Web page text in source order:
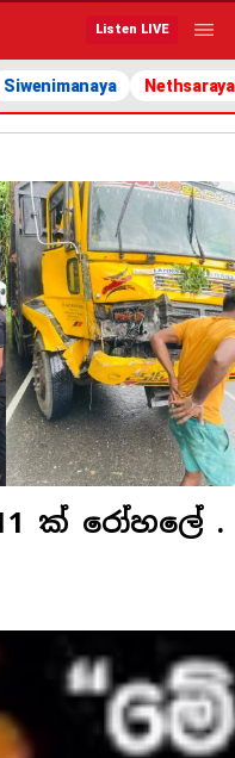
Listen LIVE
Siwenimanaya Nethsaraya
ක් රෝහලේ .